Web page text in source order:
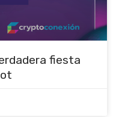
fiesta